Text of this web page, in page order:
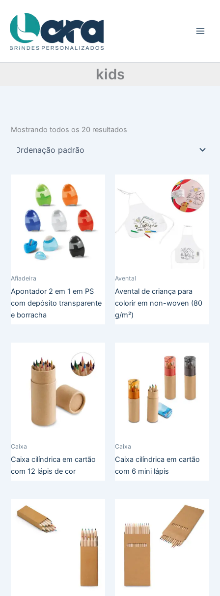
para
conteúdo
kids
t
e
r
Mostrando todos os 20 resultados
Afiadeira
Apontador 2 em 1 em PS
com depósito transparente
e borracha
Avental
Avental de criança para
colorir em non-woven (80
g/m²)
Caixa
Caixa cilíndrica em cartão
com 12 lápis de cor
Caixa
Caixa cilíndrica em cartão
com 6 mini lápis